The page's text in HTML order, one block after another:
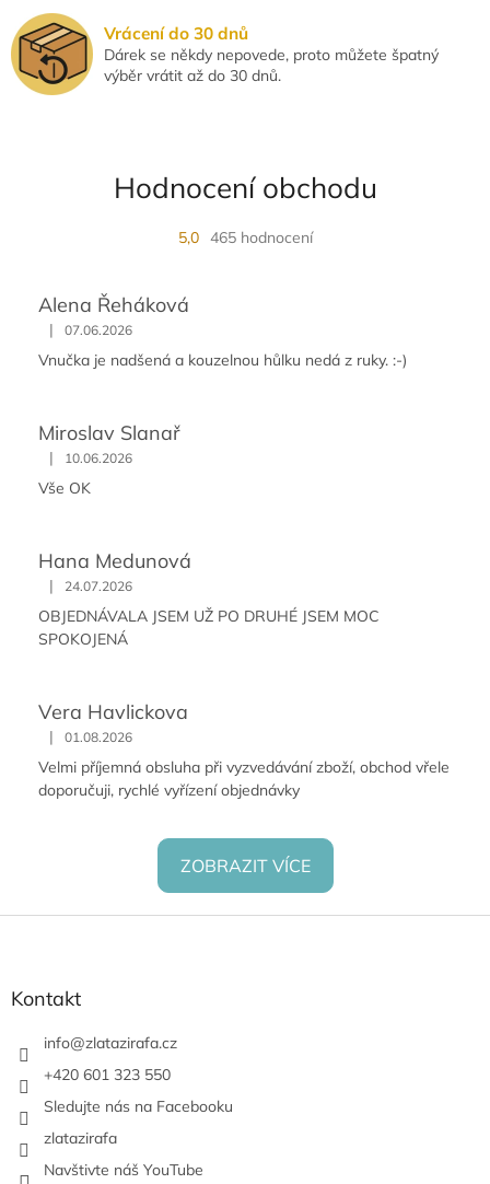
Vrácení do 30 dnů
Dárek se někdy nepovede, proto můžete špatný
výběr vrátit až do 30 dnů.
Hodnocení obchodu
5,0 465 hodnocení
Alena Řeháková
| 07.06.2026
Vnučka je nadšená a kouzelnou hůlku nedá z ruky. :-)
Miroslav Slanař
| 10.06.2026
Vše OK
Hana Medunová
| 24.07.2026
OBJEDNÁVALA JSEM UŽ PO DRUHÉ JSEM MOC
SPOKOJENÁ
Vera Havlickova
| 01.08.2026
Velmi příjemná obsluha při vyzvedávání zboží, obchod vřele
doporučuji, rychlé vyřízení objednávky
ZOBRAZIT VÍCE
Z
Kontakt
info@zlatazirafa.cz
+420 601 323 550
Sledujte nás na Facebooku
zlatazirafa
Navštivte náš YouTube